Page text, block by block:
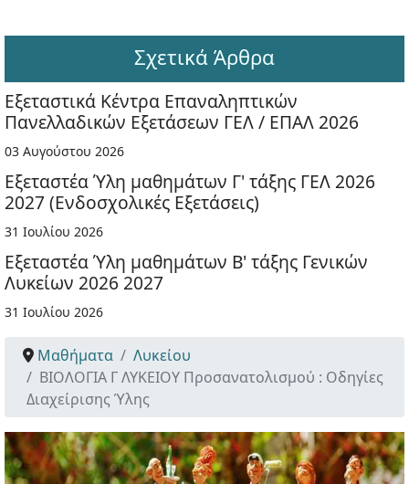
Σχετικά Άρθρα
Εξεταστικά Κέντρα Επαναληπτικών
Πανελλαδικών Εξετάσεων ΓΕΛ / ΕΠΑΛ 2026
03 Αυγούστου 2026
Εξεταστέα Ύλη μαθημάτων Γ' τάξης ΓΕΛ 2026
2027 (Ενδοσχολικές Εξετάσεις)
31 Ιουλίου 2026
Εξεταστέα Ύλη μαθημάτων Β' τάξης Γενικών
Λυκείων 2026 2027
31 Ιουλίου 2026
Μαθήματα
Λυκείου
ΒΙΟΛΟΓΙΑ Γ ΛΥΚΕΙΟΥ Προσανατολισμού : Οδηγίες
Διαχείρισης Ύλης